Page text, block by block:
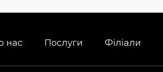
нас Послуги Філіали